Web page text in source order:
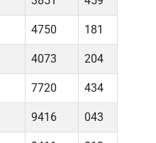
4750 181
4073 204
7720 434
9416 043